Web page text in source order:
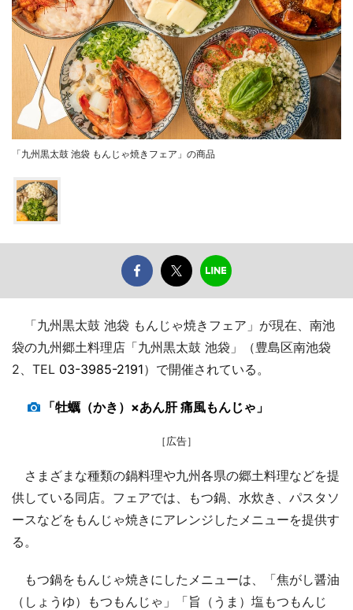
「九州黒太鼓 池袋 もんじゃ焼きフェア」の商品
「九州黒太鼓 池袋 もんじゃ焼きフェア」が現在、南池
袋の九州郷土料理店「九州黒太鼓 池袋」（豊島区南池袋
2、TEL 03-3985-2191）で開催されている。
「牡蠣（かき）×あん肝 痛風もんじゃ」
［広告］
さまざまな種類の鍋料理や九州各県の郷土料理などを提
供している同店。フェアでは、もつ鍋、水炊き、パスタソ
ースなどをもんじゃ焼きにアレンジしたメニューを提供す
る。
もつ鍋をもんじゃ焼きにしたメニューは、「焦がし醤油
（しょうゆ）もつもんじゃ」「旨（うま）塩もつもんじ